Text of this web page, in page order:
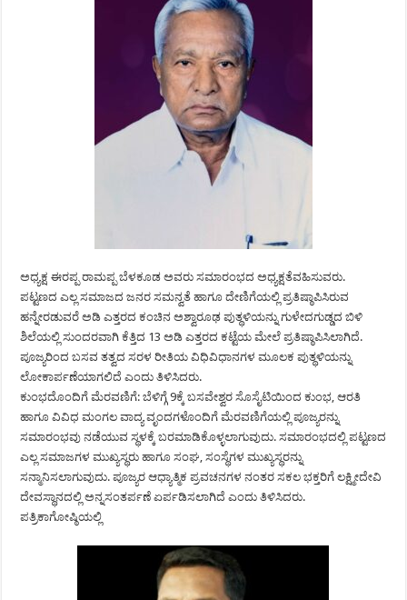
ಅಧ್ಯಕ್ಷ ಈರಪ್ಪ ರಾಮಪ್ಪ ಬೆಳಕೂಡ ಅವರು ಸಮಾರಂಭದ ಅಧ್ಯಕ್ಷತೆವಹಿಸುವರು.
ಪಟ್ಟಣದ ಎಲ್ಲ ಸಮಾಜದ ಜನರ ಸಮನ್ವತೆ ಹಾಗೂ ದೇಣಿಗೆಯಲ್ಲಿ ಪ್ರತಿಷ್ಠಾಪಿಸಿರುವ
ಹನ್ನೇರಡುವರೆ ಅಡಿ ಎತ್ತರದ ಕಂಚಿನ ಅಶ್ವಾರೂಢ ಪುತ್ಥಳಿಯನ್ನು ಗುಳೇದಗುಡ್ಡದ ಬಿಳಿ
ಶಿಲೆಯಲ್ಲಿ ಸುಂದರವಾಗಿ ಕೆತ್ತಿದ 13 ಅಡಿ ಎತ್ತರದ ಕಟ್ಟೆಯ ಮೇಲೆ ಪ್ರತಿಷ್ಠಾಪಿಸಿಲಾಗಿದೆ.
ಪೂಜ್ಯರಿಂದ ಬಸವ ತತ್ವದ ಸರಳ ರೀತಿಯ ವಿಧಿವಿಧಾನಗಳ ಮೂಲಕ ಪುತ್ಥಳಿಯನ್ನು
ಲೋಕಾರ್ಪಣೆಯಾಗಲಿದೆ ಎಂದು ತಿಳಿಸಿದರು.
ಕುಂಭದೊಂದಿಗೆ ಮೆರವಣಿಗೆ: ಬೆಳಿಗ್ಗೆ 9ಕ್ಕೆ ಬಸವೇಶ್ವರ ಸೊಸೈಟಿಯಿಂದ ಕುಂಭ, ಆರತಿ
ಹಾಗೂ ವಿವಿಧ ಮಂಗಲ ವಾದ್ಯ ವೃಂದಗಳೊಂದಿಗೆ ಮೆರವಣಿಗೆಯಲ್ಲಿ ಪೂಜ್ಯರನ್ನು
ಸಮಾರಂಭವು ನಡೆಯುವ ಸ್ಥಳಕ್ಕೆ ಬರಮಾಡಿಕೊಳ್ಳಲಾಗುವುದು. ಸಮಾರಂಭದಲ್ಲಿ ಪಟ್ಟಣದ
ಎಲ್ಲ ಸಮಾಜಗಳ ಮುಖ್ಯಸ್ಥರು ಹಾಗೂ ಸಂಘ, ಸಂಸ್ಥೆಗಳ ಮುಖ್ಯಸ್ಥರನ್ನು
ಸನ್ಮಾನಿಸಲಾಗುವುದು. ಪೂಜ್ಯರ ಆಧ್ಯಾತ್ಮಿಕ ಪ್ರವಚನಗಳ ನಂತರ ಸಕಲ ಭಕ್ತರಿಗೆ ಲಕ್ಷ್ಮೀದೇವಿ
ದೇವಸ್ಥಾನದಲ್ಲಿ ಅನ್ನಸಂತರ್ಪಣೆ ಏರ್ಪಡಿಸಲಾಗಿದೆ ಎಂದು ತಿಳಿಸಿದರು.
ಪತ್ರಿಕಾಗೋಷ್ಠಿಯಲ್ಲಿ